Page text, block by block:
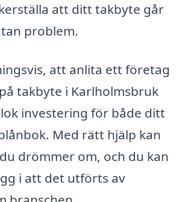
att ditt takbyte går
problem.
att anlita ett företag
takbyte i Karlholmsbruk
investering för både ditt
Med rätt hjälp kan
drömmer om, och du kan
i att det utförts av